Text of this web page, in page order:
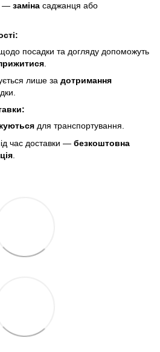
— заміна саджанця або
посадки та догляду допоможуть
лише за дотримання
для транспортування.
час доставки — безкоштовна